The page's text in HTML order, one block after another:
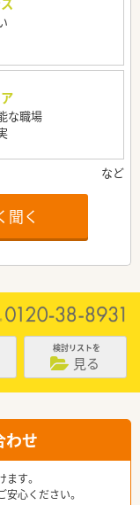
な職場
聞く
検討リストを
見る
わせ
す。
安心ください。